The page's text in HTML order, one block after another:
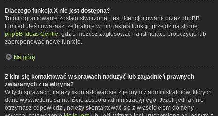
Dlaczego funkcja X nie jest dostępna?
To oprogramowanie zostało stworzone i jest licencjonowane przez phpBB
Limited. Jeśli uważasz, że brakuje w nim jakiejś funkcji, przejdź na stronę
phpBB Ideas Centre , gdzie możesz zagłosować na istniejące propozycje lub
zaproponować nowe funkcje.
Na górę
Z kim się kontaktować w sprawach nadużyć lub zagadnień prawnych
związanych z tą witryną?
W tych sprawach, należy skontaktować się z jednym z administratorów, których
dane wyświetlone są na liście zespołu administracyjnego. Jeżeli jednak nie
otrzymasz odpowiedzi, należy skontaktować się z właścicielem domeny –